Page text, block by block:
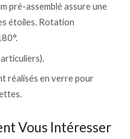
pré-assemblé assure une
étoiles. Rotation
réalisés en verre pour
Vous Intéresser